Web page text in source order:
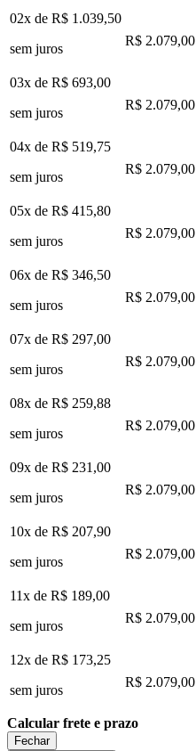
02x de R$ 1.039,50
sem juros
R$ 2.079,00
03x de R$ 693,00
sem juros
R$ 2.079,00
04x de R$ 519,75
sem juros
R$ 2.079,00
05x de R$ 415,80
sem juros
R$ 2.079,00
06x de R$ 346,50
sem juros
R$ 2.079,00
07x de R$ 297,00
sem juros
R$ 2.079,00
08x de R$ 259,88
sem juros
R$ 2.079,00
09x de R$ 231,00
sem juros
R$ 2.079,00
10x de R$ 207,90
sem juros
R$ 2.079,00
11x de R$ 189,00
sem juros
R$ 2.079,00
12x de R$ 173,25
sem juros
R$ 2.079,00
Calcular frete e prazo
Fechar